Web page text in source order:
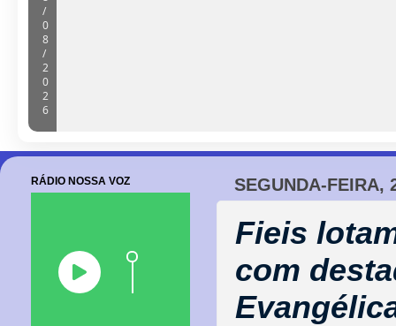
/
0
8
/
2
0
2
6
SEGUNDA-FEIRA,
Fieis
com
RÁDIO NOSSA VOZ